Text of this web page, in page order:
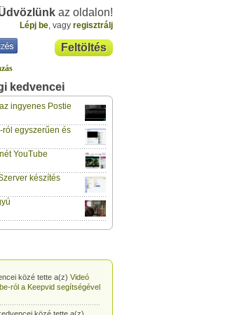
az oldalon!
Lépj be, vagy regisztrálj
Feltöltés
kedvencei
ingyenes Postie
ról egyszerűen és
YouTube
készítés
közé tette a(z)
egyszerű csipesszel
közé tette a(z)
című tippet.
fűszeres-paradicsomos
közé tette a(z)
című tippet.
banán püré készítése
tippet.
közé tette a(z) Videó
ról a Keepvid segítségével